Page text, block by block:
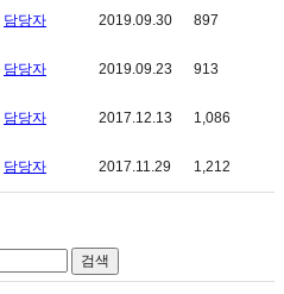
담당자 2019.09.30 897
담당자 2019.09.23 913
담당자 2017.12.13 1,086
담당자 2017.11.29 1,212